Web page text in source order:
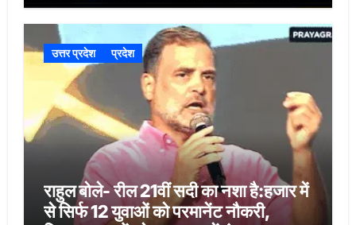
उत्तर प्रदेश प्रदेश
राहुल बोले- रील 21वीं सदी का नशा है:हजार में
से सिर्फ 12 युवाओं को परमानेंट नौकरी,